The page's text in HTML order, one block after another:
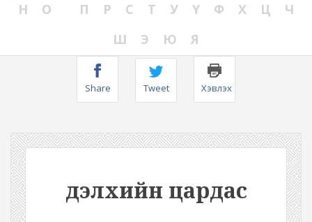
Н
О П Р С Т У Ү Ф Х Ц
Ч
Ш
Э Ю Я
Share Tweet Хэвлэх
дэлхийн цардас